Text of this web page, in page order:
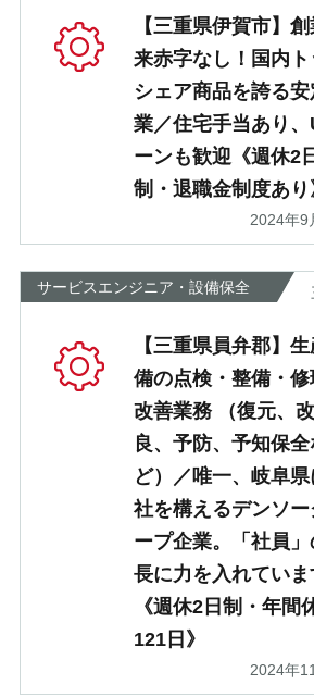
【三重県伊賀市】
来赤字なし！国内ト
シェア商品を誇る
業／住宅手当あり、
ーンも歓迎《週休2
制・退職金制度あり
2024年9
サービスエンジニア・設備保全
【三重県員弁郡】
備の点検・整備・修
改善業務 （復元、改
良、予防、予知保全
ど）／唯一、岐阜
社を構えるデンソー
ープ企業。「社員
長に力を入れていま
《週休2日制・年間
121日》
2024年